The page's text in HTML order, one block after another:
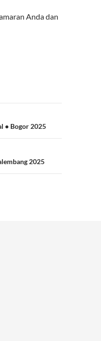
Anda dan
• Bogor 2025
2025